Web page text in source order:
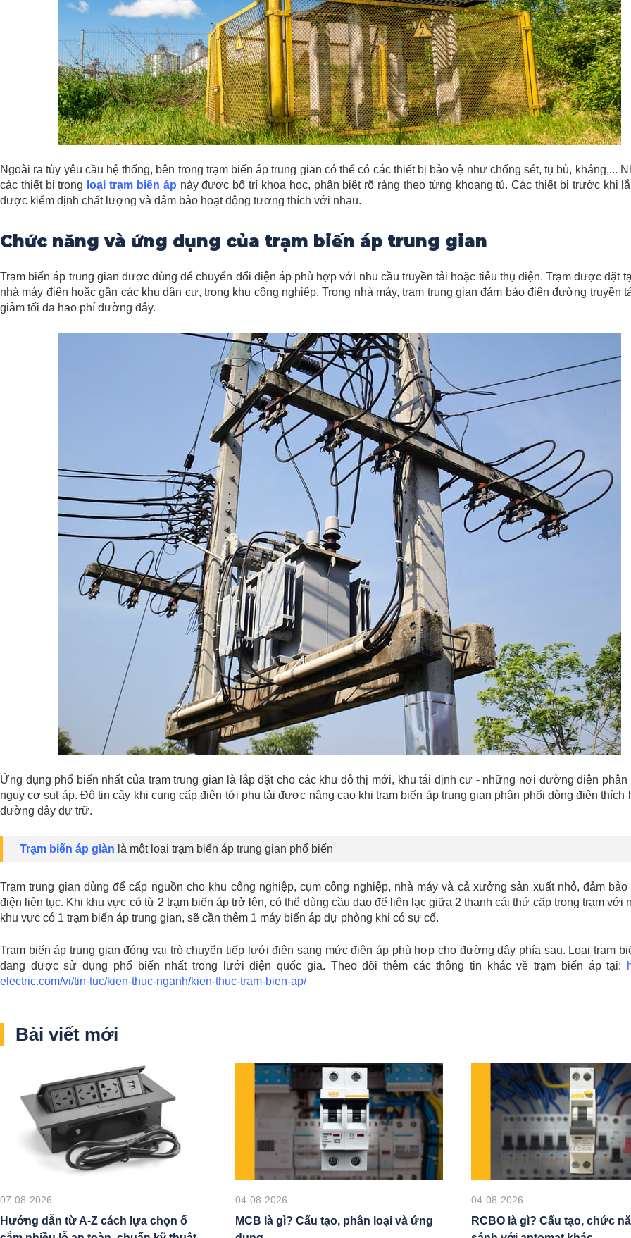
Ngoài ra tùy yêu cầu hệ thống, bên trong trạm biến áp trung gian có thể có các thiết bị bảo vệ như chống sét, tụ bù, kháng,...
các thiết bị trong loại trạm biến áp này được bố trí khoa học, phân biệt rõ ràng theo từng khoang tủ. Các thiết bị trước khi
được kiểm định chất lượng và đảm bảo hoạt động tương thích với nhau.
Chức năng và ứng dụng của trạm biến áp trung gian
Trạm biến áp trung gian được dùng để chuyển đổi điện áp phù hợp với nhu cầu truyền tải hoặc tiêu thụ điện. Trạm được đặt
nhà máy điện hoặc gần các khu dân cư, trong khu công nghiệp. Trong nhà máy, trạm trung gian đảm bảo điện đường truyền
giảm tối đa hao phí đường dây.
Ứng dụng phổ biến nhất của trạm trung gian là lắp đặt cho các khu đô thị mới, khu tái định cư - những nơi đường điện phân
nguy cơ sụt áp. Độ tin cậy khi cung cấp điện tới phụ tải được nâng cao khi trạm biến áp trung gian phân phối dòng điện thích
đường dây dự trữ.
Trạm biến áp giàn là một loại trạm biến áp trung gian phổ biến
Trạm trung gian dùng để cấp nguồn cho khu công nghiệp, cụm công nghiệp, nhà máy và cả xưởng sản xuất nhỏ, đảm bảo
điện liên tục. Khi khu vực có từ 2 trạm biến áp trở lên, có thể dùng cầu dao để liên lạc giữa 2 thanh cái thứ cấp trong trạm với
khu vực có 1 trạm biến áp trung gian, sẽ cần thêm 1 máy biến áp dự phòng khi có sự cố.
Trạm biến áp trung gian đóng vai trò chuyển tiếp lưới điện sang mức điện áp phù hợp cho đường dây phía sau. Loại trạm
đang được sử dụng phổ biến nhất trong lưới điện quốc gia. Theo dõi thêm các thông tin khác về trạm biến áp tại:
electric.com/vi/tin-tuc/kien-thuc-nganh/kien-thuc-tram-bien-ap/
Bài viết mới
07-08-2026
Hướng dẫn từ A-Z cách lựa chọn ổ
04-08-2026
MCB là gì? Cấu tạo, phân loại và ứng
04-08-2026
RCBO là gì? Cấu tạo, chức